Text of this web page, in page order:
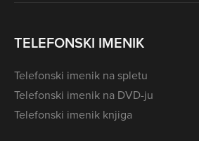
TELEFONSKI IMENIK
Telefonski imenik na spletu
Telefonski imenik na DVD-ju
Telefonski imenik knjiga